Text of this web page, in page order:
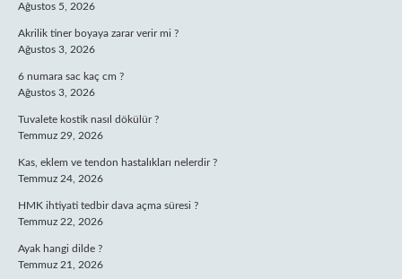
Ağustos 5, 2026
Akrilik tiner boyaya zarar verir mi ?
Ağustos 3, 2026
6 numara sac kaç cm ?
Ağustos 3, 2026
Tuvalete kostik nasıl dökülür ?
Temmuz 29, 2026
Kas, eklem ve tendon hastalıkları nelerdir ?
Temmuz 24, 2026
HMK ihtiyati tedbir dava açma süresi ?
Temmuz 22, 2026
Ayak hangi dilde ?
Temmuz 21, 2026